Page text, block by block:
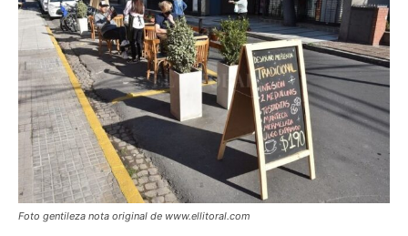
Foto gentileza nota original de www.ellitoral.com